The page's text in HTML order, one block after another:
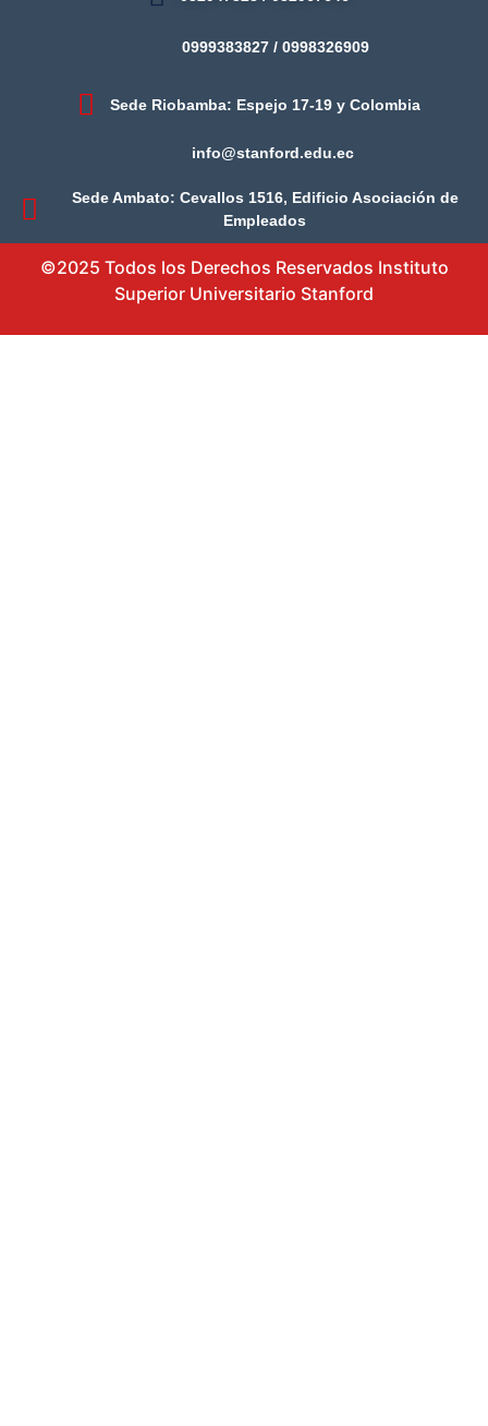
0999383827 / 0998326909
Sede Riobamba: Espejo 17-19 y Colombia
info@stanford.edu.ec
Sede Ambato: Cevallos 1516, Edificio Asociación de
Empleados
©2025 Todos los Derechos Reservados Instituto
Superior Universitario Stanford